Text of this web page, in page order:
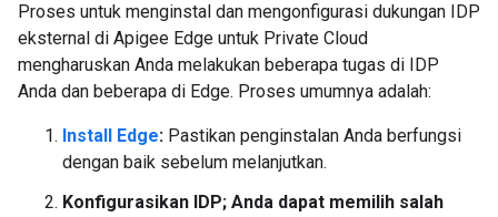
Proses untuk menginstal dan mengonfigurasi dukungan IDP
eksternal di Apigee Edge untuk Private Cloud
mengharuskan Anda melakukan beberapa tugas di IDP
Anda dan beberapa di Edge. Proses umumnya adalah:
Install Edge: Pastikan penginstalan Anda berfungsi
dengan baik sebelum melanjutkan.
Konfigurasikan IDP; Anda dapat memilih salah